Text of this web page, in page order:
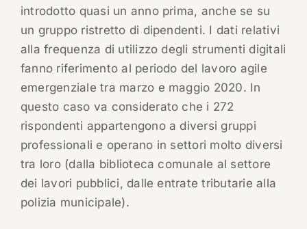
introdotto quasi un anno prima, anche se su
un gruppo ristretto di dipendenti. I dati relativi
alla frequenza di utilizzo degli strumenti digitali
fanno riferimento al periodo del lavoro agile
emergenziale tra marzo e maggio 2020. In
questo caso va considerato che i 272
rispondenti appartengono a diversi gruppi
professionali e operano in settori molto diversi
tra loro (dalla biblioteca comunale al settore
dei lavori pubblici, dalle entrate tributarie alla
polizia municipale).